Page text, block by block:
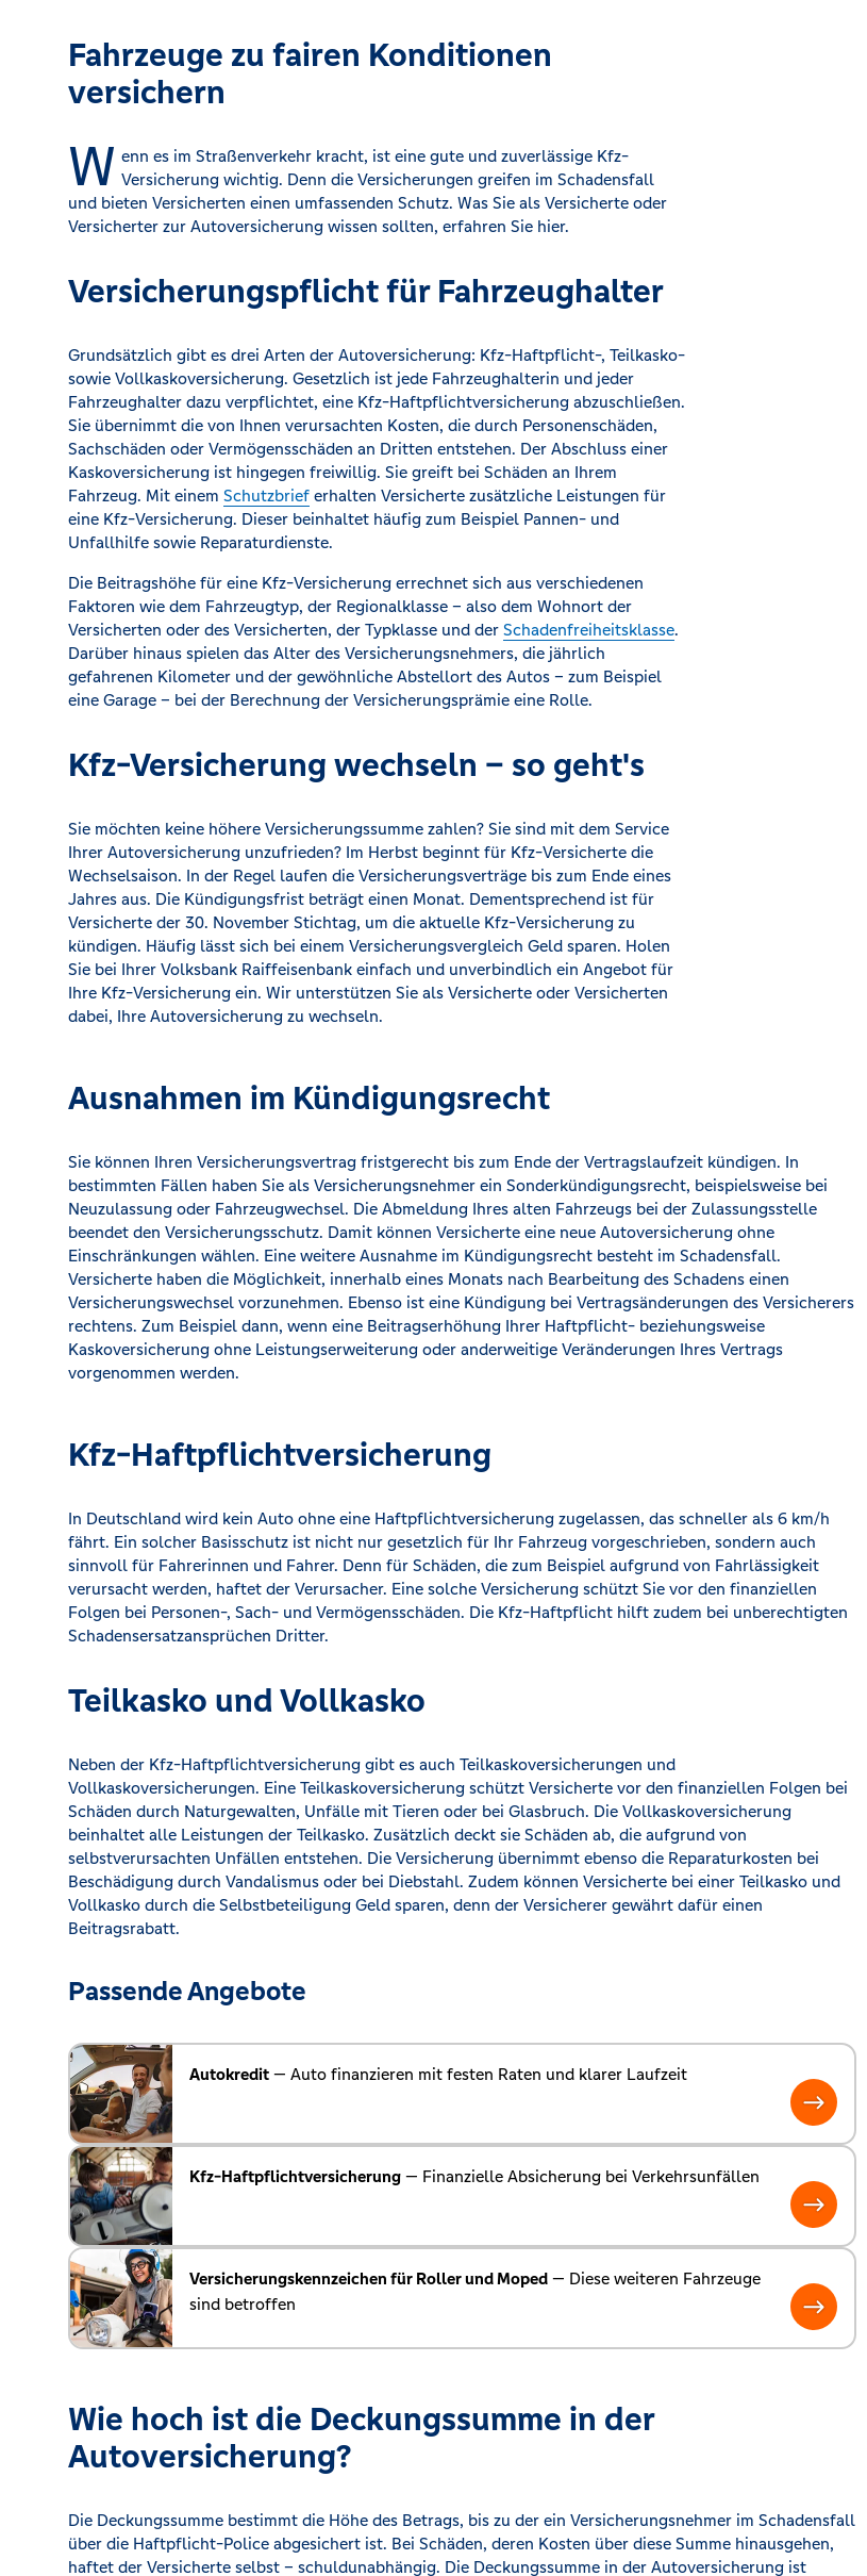
Fahrzeuge zu fairen Konditionen
versichern
W enn es im Straßenverkehr kracht, ist eine gute und zuverlässige Kfz-
Versicherung wichtig. Denn die Versicherungen greifen im Schadensfall
und bieten Versicherten einen umfassenden Schutz. Was Sie als Versicherte oder
Versicherter zur Autoversicherung wissen sollten, erfahren Sie hier.
Versicherungspflicht für Fahrzeughalter
Grundsätzlich gibt es drei Arten der Autoversicherung: Kfz-Haftpflicht-, Teilkasko-
sowie Vollkaskoversicherung. Gesetzlich ist jede Fahrzeughalterin und jeder
Fahrzeughalter dazu verpflichtet, eine Kfz-Haftpflichtversicherung abzuschließen.
Sie übernimmt die von Ihnen verursachten Kosten, die durch Personenschäden,
Sachschäden oder Vermögensschäden an Dritten entstehen. Der Abschluss einer
Kaskoversicherung ist hingegen freiwillig. Sie greift bei Schäden an Ihrem
Fahrzeug. Mit einem Schutzbrief erhalten Versicherte zusätzliche Leistungen für
eine Kfz-Versicherung. Dieser beinhaltet häufig zum Beispiel Pannen- und
Unfallhilfe sowie Reparaturdienste.
Die Beitragshöhe für eine Kfz-Versicherung errechnet sich aus verschiedenen
Faktoren wie dem Fahrzeugtyp, der Regionalklasse – also dem Wohnort der
Versicherten oder des Versicherten, der Typklasse und der Schadenfreiheitsklasse.
Darüber hinaus spielen das Alter des Versicherungsnehmers, die jährlich
gefahrenen Kilometer und der gewöhnliche Abstellort des Autos – zum Beispiel
eine Garage – bei der Berechnung der Versicherungsprämie eine Rolle.
Kfz-Versicherung wechseln – so geht's
Sie möchten keine höhere Versicherungssumme zahlen? Sie sind mit dem Service
Ihrer Autoversicherung unzufrieden? Im Herbst beginnt für Kfz-Versicherte die
Wechselsaison. In der Regel laufen die Versicherungsverträge bis zum Ende eines
Jahres aus. Die Kündigungsfrist beträgt einen Monat. Dementsprechend ist für
Versicherte der 30. November Stichtag, um die aktuelle Kfz-Versicherung zu
kündigen. Häufig lässt sich bei einem Versicherungsvergleich Geld sparen. Holen
Sie bei Ihrer Volksbank Raiffeisenbank einfach und unverbindlich ein Angebot für
Ihre Kfz-Versicherung ein. Wir unterstützen Sie als Versicherte oder Versicherten
dabei, Ihre Autoversicherung zu wechseln.
Ausnahmen im Kündigungsrecht
Sie können Ihren Versicherungsvertrag fristgerecht bis zum Ende der Vertragslaufzeit kündigen. In
bestimmten Fällen haben Sie als Versicherungsnehmer ein Sonderkündigungsrecht, beispielsweise bei
Neuzulassung oder Fahrzeugwechsel. Die Abmeldung Ihres alten Fahrzeugs bei der Zulassungsstelle
beendet den Versicherungsschutz. Damit können Versicherte eine neue Autoversicherung ohne
Einschränkungen wählen. Eine weitere Ausnahme im Kündigungsrecht besteht im Schadensfall.
Versicherte haben die Möglichkeit, innerhalb eines Monats nach Bearbeitung des Schadens einen
Versicherungswechsel vorzunehmen. Ebenso ist eine Kündigung bei Vertragsänderungen des Versicherers
rechtens. Zum Beispiel dann, wenn eine Beitragserhöhung Ihrer Haftpflicht- beziehungsweise
Kaskoversicherung ohne Leistungserweiterung oder anderweitige Veränderungen Ihres Vertrags
vorgenommen werden.
Kfz-Haftpflichtversicherung
In Deutschland wird kein Auto ohne eine Haftpflichtversicherung zugelassen, das schneller als 6 km/h
fährt. Ein solcher Basisschutz ist nicht nur gesetzlich für Ihr Fahrzeug vorgeschrieben, sondern auch
sinnvoll für Fahrerinnen und Fahrer. Denn für Schäden, die zum Beispiel aufgrund von Fahrlässigkeit
verursacht werden, haftet der Verursacher. Eine solche Versicherung schützt Sie vor den finanziellen
Folgen bei Personen-, Sach- und Vermögensschäden. Die Kfz-Haftpflicht hilft zudem bei unberechtigten
Schadensersatzansprüchen Dritter.
Teilkasko und Vollkasko
Neben der Kfz-Haftpflichtversicherung gibt es auch Teilkaskoversicherungen und
Vollkaskoversicherungen. Eine Teilkaskoversicherung schützt Versicherte vor den finanziellen Folgen bei
Schäden durch Naturgewalten, Unfälle mit Tieren oder bei Glasbruch. Die Vollkaskoversicherung
beinhaltet alle Leistungen der Teilkasko. Zusätzlich deckt sie Schäden ab, die aufgrund von
selbstverursachten Unfällen entstehen. Die Versicherung übernimmt ebenso die Reparaturkosten bei
Beschädigung durch Vandalismus oder bei Diebstahl. Zudem können Versicherte bei einer Teilkasko und
Vollkasko durch die Selbstbeteiligung Geld sparen, denn der Versicherer gewährt dafür einen
Beitragsrabatt.
Passende Angebote
Autokredit — Auto finanzieren mit festen Raten und klarer Laufzeit
Kfz-Haftpflichtversicherung — Finanzielle Absicherung bei Verkehrsunfällen
Versicherungskennzeichen für Roller und Moped — Diese weiteren Fahrzeuge
sind betroffen
Wie hoch ist die Deckungssumme in der
Autoversicherung?
Die Deckungssumme bestimmt die Höhe des Betrags, bis zu der ein Versicherungsnehmer im Schadensfall
über die Haftpflicht-Police abgesichert ist. Bei Schäden, deren Kosten über diese Summe hinausgehen,
haftet der Versicherte selbst – schuldunabhängig. Die Deckungssumme in der Autoversicherung ist